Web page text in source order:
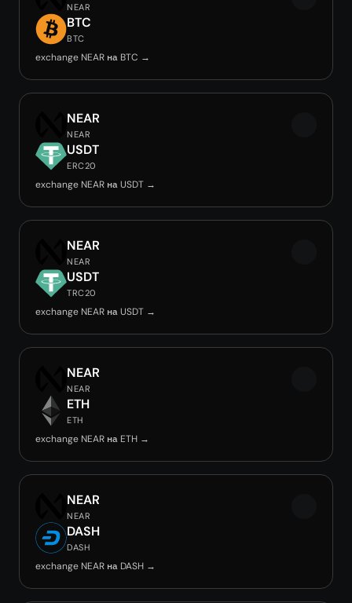
NEAR
BTC
BTC
exchange NEAR на BTC →
NEAR
NEAR
USDT
ERC20
exchange NEAR на USDT →
NEAR
NEAR
USDT
TRC20
exchange NEAR на USDT →
NEAR
NEAR
ETH
ETH
exchange NEAR на ETH →
NEAR
NEAR
DASH
DASH
exchange NEAR на DASH →